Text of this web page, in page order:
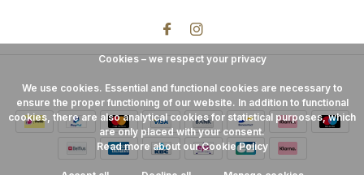
Cookies – we respect your privacy
We use cookies. Essential and functional cookies are necessary to
ensure the proper functioning of our website. In addition to functional
cookies, there are also analytical cookies for statistical purposes, which
are only placed with your consent.
Read more about our Cookie Policy